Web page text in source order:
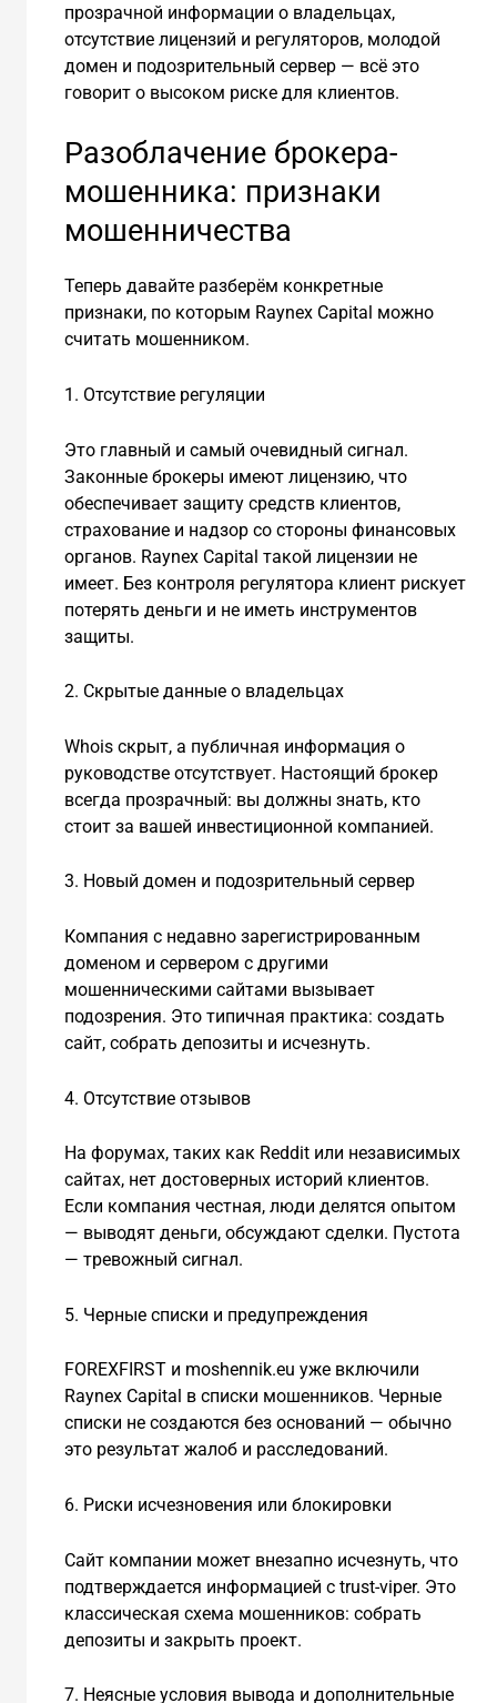
прозрачной информации о владельцах,
отсутствие лицензий и регуляторов, молодой
домен и подозрительный сервер — всё это
говорит о высоком риске для клиентов.
Разоблачение брокера-
мошенника: признаки
мошенничества
Теперь давайте разберём конкретные
признаки, по которым Raynex Capital можно
считать мошенником.
1. Отсутствие регуляции
Это главный и самый очевидный сигнал.
Законные брокеры имеют лицензию, что
обеспечивает защиту средств клиентов,
страхование и надзор со стороны финансовых
органов. Raynex Capital такой лицензии не
имеет. Без контроля регулятора клиент рискует
потерять деньги и не иметь инструментов
защиты.
2. Скрытые данные о владельцах
Whois скрыт, а публичная информация о
руководстве отсутствует. Настоящий брокер
всегда прозрачный: вы должны знать, кто
стоит за вашей инвестиционной компанией.
3. Новый домен и подозрительный сервер
Компания с недавно зарегистрированным
доменом и сервером с другими
мошенническими сайтами вызывает
подозрения. Это типичная практика: создать
сайт, собрать депозиты и исчезнуть.
4. Отсутствие отзывов
На форумах, таких как Reddit или независимых
сайтах, нет достоверных историй клиентов.
Если компания честная, люди делятся опытом
— выводят деньги, обсуждают сделки. Пустота
— тревожный сигнал.
5. Черные списки и предупреждения
FOREXFIRST и moshennik.eu уже включили
Raynex Capital в списки мошенников. Черные
списки не создаются без оснований — обычно
это результат жалоб и расследований.
6. Риски исчезновения или блокировки
Сайт компании может внезапно исчезнуть, что
подтверждается информацией с trust-viper. Это
классическая схема мошенников: собрать
депозиты и закрыть проект.
7. Неясные условия вывода и дополнительные